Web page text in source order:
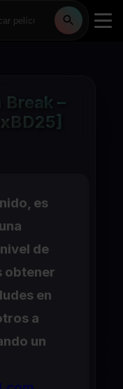
Break –
es
de
obtener
en
a
un